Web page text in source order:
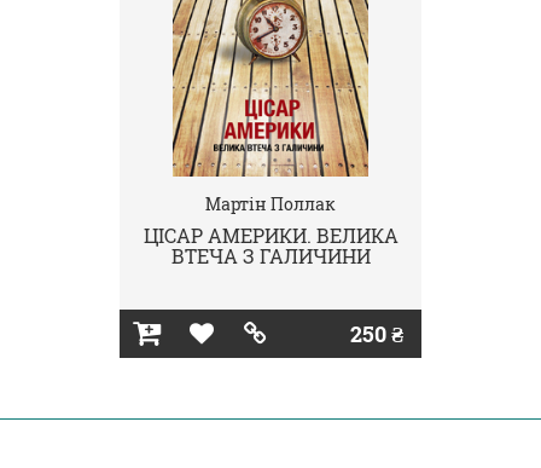
Мартін Поллак
ЦІСАР АМЕРИКИ. ВЕЛИКА
ВТЕЧА З ГАЛИЧИНИ
250 ₴